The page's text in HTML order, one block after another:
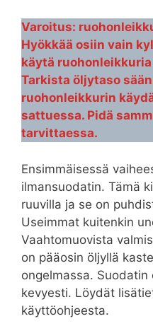
​​Varoitus:
Hyökkää osiin vain
käytä
Tarkista öljytaso
ruohonleikkurin
sattuessa. Pidä
tarvittaessa.
Ensimmäisessä
ilmansuodatin. Tämä
ruuvilla ja se on
Useimmat kuitenkin
Vaahtomuovista
on pääosin öljyllä
ongelmassa.
kevyesti. Löydät
käyttöohjeesta.